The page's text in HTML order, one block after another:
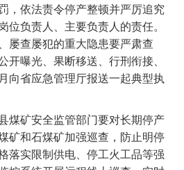
，依法责令停产整顿并严厉追究
位负责人、主要负责人的责任。
屡查屡犯的重大隐患要严肃查
开曝光、果断移送、行刑衔接、
向省应急管理厅报送一起典型执
煤矿安全监管部门要对长期停产
矿和石煤矿加强巡查，防止明停
落实限制供电、停工火工品等强